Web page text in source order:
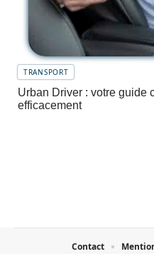
TRANSPORT
Urban Driver : votre guide
efficacement
Contact